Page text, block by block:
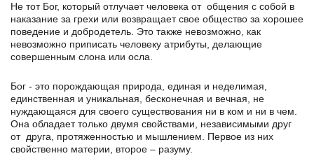
Не тот Бог, который отлучает человека от общения с собой в
наказание за грехи или возвращает свое общество за хорошее
поведение и добродетель. Это также невозможно, как
невозможно приписать человеку атрибуты, делающие
совершенным слона или осла.
Бог - это порождающая природа, единая и неделимая,
единственная и уникальная, бесконечная и вечная, не
нуждающаяся для своего существования ни в ком и ни в чем.
Она обладает только двумя свойствами, независимыми друг
от друга, протяженностью и мышлением. Первое из них
свойственно материи, второе – разуму.